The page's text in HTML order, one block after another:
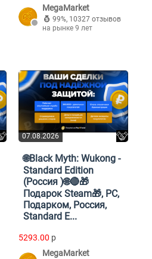
MegaMarket
99%, 10327 отзывов
на рынке 9 лет
07.08.2026
🌐Black Myth: Wukong -
Standard Edition
(Россия )🌐🔴🎁
Подарок Steam🎁, PC,
Подарком, Россия,
Standard E...
5293.00 p
MegaMarket